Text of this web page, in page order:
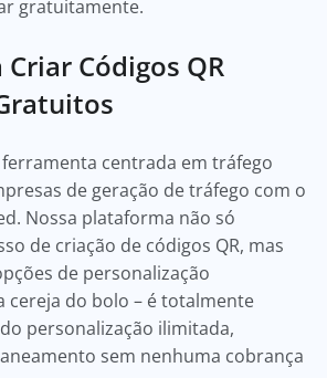
gratuitamente.
Criar Códigos QR
centrada em tráfego
de geração de tráfego com o
Nossa plataforma não só
de criação de códigos QR, mas
de personalização
cereja do bolo – é totalmente
personalização ilimitada,
sem nenhuma cobrança